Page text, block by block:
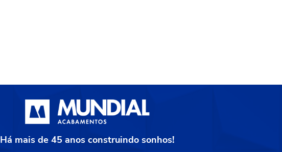
Há mais de 45 anos construindo sonhos!